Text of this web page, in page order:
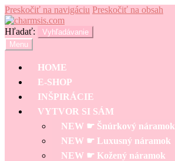
Preskočiť na navigáciu Preskočiť na obsah
Hľadať:
Vyhľadávanie
Menu
HOME
E-SHOP
INŠPIRÁCIE
VYTVOR SI SÁM
NEW ☛ Šnúrkový náramok
NEW ☛ Luxusný náramok
NEW ☛ Kožený náramok